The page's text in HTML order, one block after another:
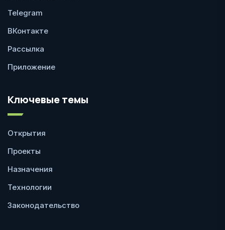
Telegram
ВКонтакте
Рассылка
Приложение
Ключевые темы
Открытия
Проекты
Назначения
Технологии
Законодательство